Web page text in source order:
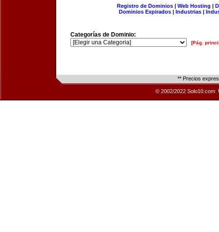
Registro de Dominios| Web Hosting |
Dominios Expirados | Industrias |
Categorías de Dominio:
[Pág.
** Precios
© 2002/2022 Solo10.com